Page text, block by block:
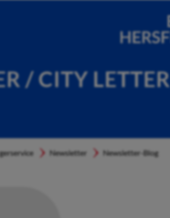
/ CITY LETTER
Newsletter Newsletter-Blog